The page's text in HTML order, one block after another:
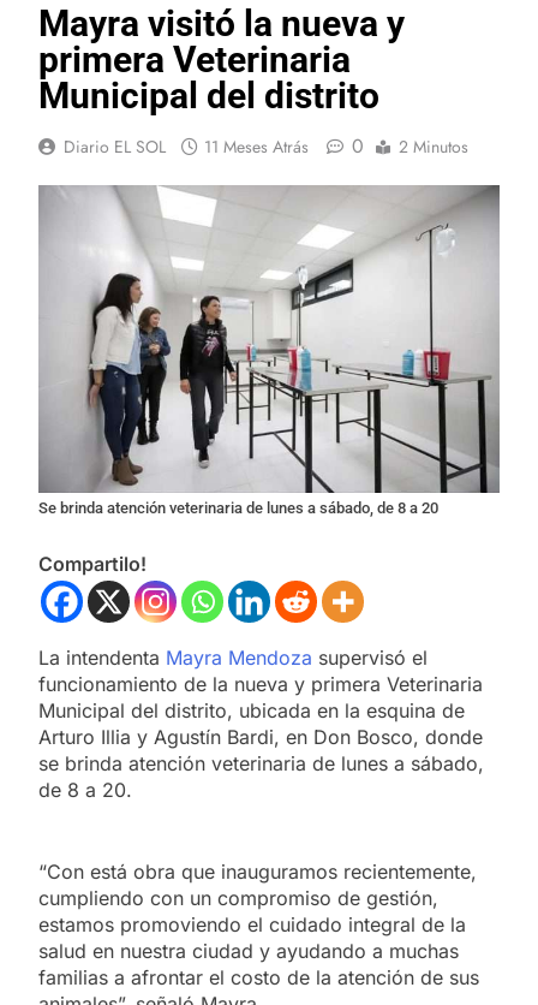
Mayra visitó la nueva y
primera Veterinaria
Municipal del distrito
Diario EL SOL 11 Meses Atrás 0 2 Minutos
Se brinda atención veterinaria de lunes a sábado, de 8 a 20
Compartilo!
La intendenta Mayra Mendoza supervisó el
funcionamiento de la nueva y primera Veterinaria
Municipal del distrito, ubicada en la esquina de
Arturo Illia y Agustín Bardi, en Don Bosco, donde
se brinda atención veterinaria de lunes a sábado,
de 8 a 20.
“Con está obra que inauguramos recientemente,
cumpliendo con un compromiso de gestión,
estamos promoviendo el cuidado integral de la
salud en nuestra ciudad y ayudando a muchas
familias a afrontar el costo de la atención de sus